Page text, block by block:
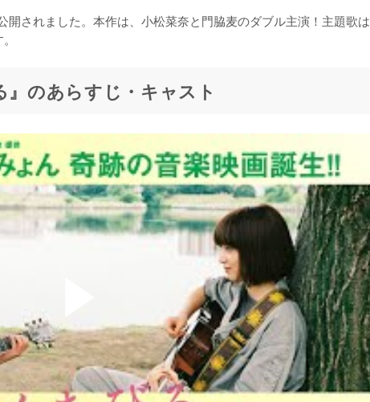
されました。本作は、小松菜奈と門脇麦のダブル主演！主題歌は
のあらすじ・キャスト